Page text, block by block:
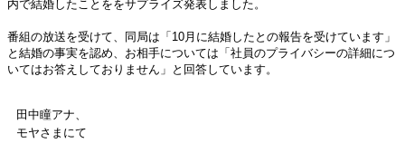
内で結婚したことををサプライズ発表しました。
番組の放送を受けて、同局は「10月に結婚したとの報告を受けています」
と結婚の事実を認め、お相手については「社員のプライバシーの詳細につ
いてはお答えしておりません」と回答しています。
田中瞳アナ、
モヤさまにて